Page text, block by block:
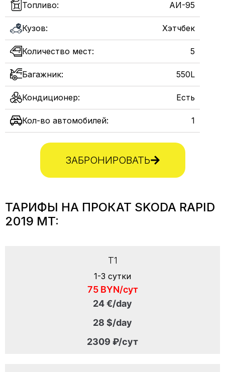
Топливо: АИ-95
Кузов: Хэтчбек
Количество мест: 5
Багажник: 550L
Кондиционер: Есть
Кол-во автомобилей: 1
ЗАБРОНИРОВАТЬ
ТАРИФЫ НА ПРОКАТ SKODA RAPID
2019 MT:
T1
1-3 сутки
75 BYN/сут
24 €/day
28 $/day
2309 ₽/сут